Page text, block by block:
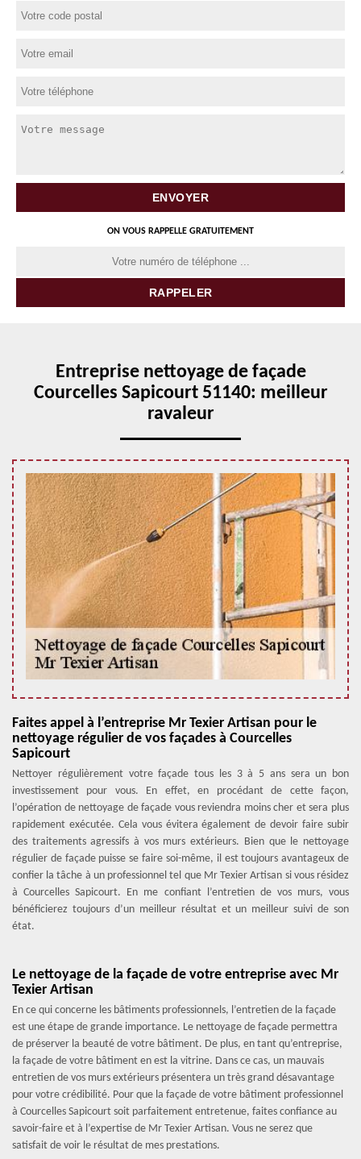
ON VOUS RAPPELLE GRATUITEMENT
Entreprise nettoyage de façade
Courcelles Sapicourt 51140: meilleur
ravaleur
Faites appel à l’entreprise Mr Texier Artisan pour le
nettoyage régulier de vos façades à Courcelles
Sapicourt
Nettoyer régulièrement votre façade tous les 3 à 5 ans sera un bon
investissement pour vous. En effet, en procédant de cette façon,
l’opération de nettoyage de façade vous reviendra moins cher et sera plus
rapidement exécutée. Cela vous évitera également de devoir faire subir
des traitements agressifs à vos murs extérieurs. Bien que le nettoyage
régulier de façade puisse se faire soi-même, il est toujours avantageux de
confier la tâche à un professionnel tel que Mr Texier Artisan si vous résidez
à Courcelles Sapicourt. En me confiant l’entretien de vos murs, vous
bénéficierez toujours d’un meilleur résultat et un meilleur suivi de son
état.
Le nettoyage de la façade de votre entreprise avec Mr
Texier Artisan
En ce qui concerne les bâtiments professionnels, l’entretien de la façade
est une étape de grande importance. Le nettoyage de façade permettra
de préserver la beauté de votre bâtiment. De plus, en tant qu’entreprise,
la façade de votre bâtiment en est la vitrine. Dans ce cas, un mauvais
entretien de vos murs extérieurs présentera un très grand désavantage
pour votre crédibilité. Pour que la façade de votre bâtiment professionnel
à Courcelles Sapicourt soit parfaitement entretenue, faites confiance au
savoir-faire et à l’expertise de Mr Texier Artisan. Vous ne serez que
satisfait de voir le résultat de mes prestations.